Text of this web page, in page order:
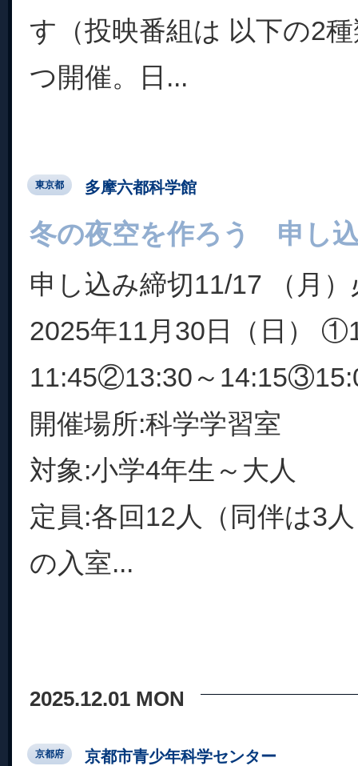
す（投映番組は 以下の2
つ開催。日...
東京都 多摩六都科学館
冬の夜空を作ろう 申し
申し込み締切11/17 （月
2025年11月30日（日）
11:45②13:30～
開催場所:科学学習室
対象:小学4年生～大人
定員:各回12人（同伴は3
の入室...
2025.12.01 MON
京都府 京都市青少年科学センター